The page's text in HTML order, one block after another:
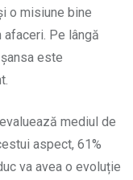
o misiune bine
Pe lângă
este
mediul de
aspect, 61%
va avea o evoluție